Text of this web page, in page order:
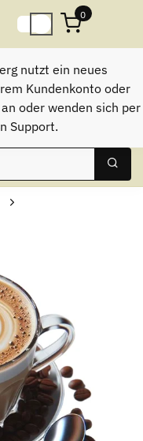
0
nutzt ein neues
Kundenkonto oder
oder wenden sich per
Support.